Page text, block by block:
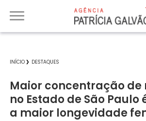
INÍCIO DESTAQUES
Maior concentração de
no Estado de São
a maior longevidade